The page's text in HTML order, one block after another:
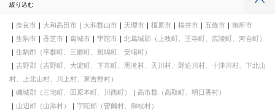
絞り込む
奈良市 大和高田市 大和郡山市 天理市 橿原市 桜井市 五條市
御所市
生駒市
香芝市 葛城市 宇陀市
北葛城郡（上牧町、王寺町、広陵町、河合町）
生駒郡（平群町、三郷町、斑鳩町、安堵町）
吉野郡（吉野町、大淀町、下市町、黒滝村、天川村、野迫川村、十津川村、下北山
村、上北山村、川上村、東吉野村）
磯城郡（三宅町、田原本町、川西町）
高市郡（高取町、明日香村）
山辺郡（山添村）
宇陀郡（曽爾村、御杖村）